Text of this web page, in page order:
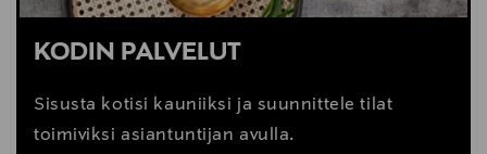
KODIN PALVELUT
Sisusta kotisi kauniiksi ja suunnittele tilat
toimiviksi asiantuntijan avulla.